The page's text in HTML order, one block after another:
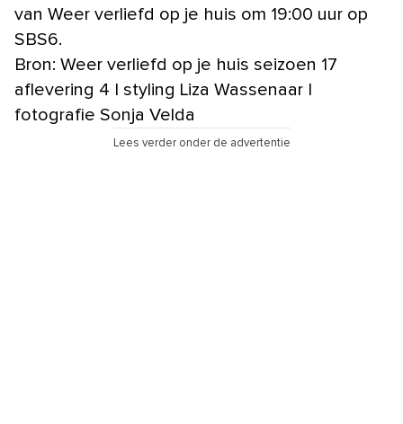
van Weer verliefd op je huis om 19:00 uur op
SBS6.
Bron: Weer verliefd op je huis seizoen 17
aflevering 4 | styling Liza Wassenaar |
fotografie Sonja Velda
Lees verder onder de advertentie